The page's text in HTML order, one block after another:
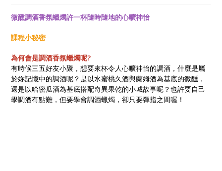
微醺調酒香氛蠟燭許一杯隨時隨地的心曠神怡
課程小秘密
為何會是調酒香氛蠟燭呢?
有時候三五好友小聚，想要來杯令人心曠神怡的調酒，什麼是屬
於妳記憶中的調酒呢？是以水蜜桃久酒與蘭姆酒為基底的微醺，
還是以哈密瓜酒為基底搭配奇異果乾的小城故事呢？也許要自己
學調酒有點難，但要學會調酒蠟燭，卻只要彈指之間喔！